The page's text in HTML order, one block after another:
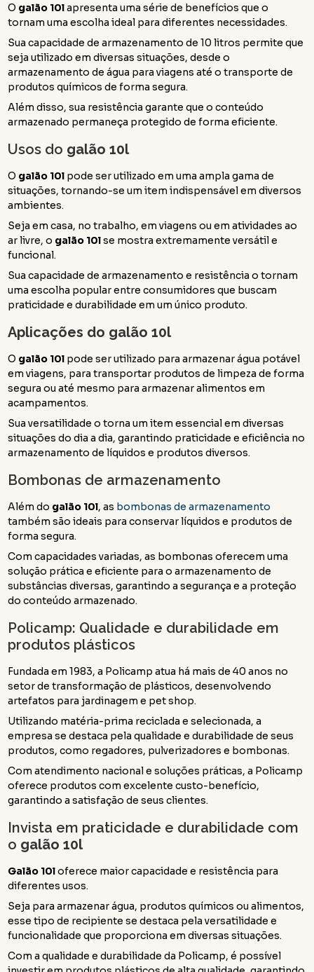
O galão 10lapresenta uma série de benefícios que o
tornam uma escolha ideal para diferentes necessidades.
Sua capacidade de armazenamento de 10 litros permite que
seja utilizado em diversas situações, desde o
armazenamento de água para viagens até o transporte de
produtos químicos de forma segura.
Além disso, sua resistência garante que o conteúdo
armazenado permaneça protegido de forma eficiente.
Usos do galão 10l
O galão 10l pode ser utilizado em uma ampla gama de
situações, tornando-se um item indispensável em diversos
ambientes.
Seja em casa, no trabalho, em viagens ou em atividades ao
ar livre, o galão 10lse mostra extremamente versátil e
funcional.
Sua capacidade de armazenamento e resistência o tornam
uma escolha popular entre consumidores que buscam
praticidade e durabilidade em um único produto.
Aplicações do galão 10l
O galão 10l pode ser utilizado para armazenar água potável
em viagens, para transportar produtos de limpeza de forma
segura ou até mesmo para armazenar alimentos em
acampamentos.
Sua versatilidade o torna um item essencial em diversas
situações do dia a dia, garantindo praticidade e eficiência no
armazenamento de líquidos e produtos diversos.
Bombonas de armazenamento
Além do galão 10l, as bombonas de armazenamento
também são ideais para conservar líquidos e produtos de
forma segura.
Com capacidades variadas, as bombonas oferecem uma
solução prática e eficiente para o armazenamento de
substâncias diversas, garantindo a segurança e a proteção
do conteúdo armazenado.
Policamp: Qualidade e durabilidade em
produtos plásticos
Fundada em 1983, a Policamp atua há mais de 40 anos no
setor de transformação de plásticos, desenvolvendo
artefatos para jardinagem e pet shop.
Utilizando matéria-prima reciclada e selecionada, a
empresa se destaca pela qualidade e durabilidade de seus
produtos, como regadores, pulverizadores e bombonas.
Com atendimento nacional e soluções práticas, a Policamp
oferece produtos com excelente custo-benefício,
garantindo a satisfação de seus clientes.
Invista em praticidade e durabilidade com
o galão 10l
Galão 10loferece maior capacidade e resistência para
diferentes usos.
Seja para armazenar água, produtos químicos ou alimentos,
esse tipo de recipiente se destaca pela versatilidade e
funcionalidade que proporciona em diversas situações.
Com a qualidade e durabilidade da Policamp, é possível